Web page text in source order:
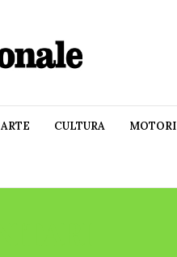
ARTE CULTURA MOTORI